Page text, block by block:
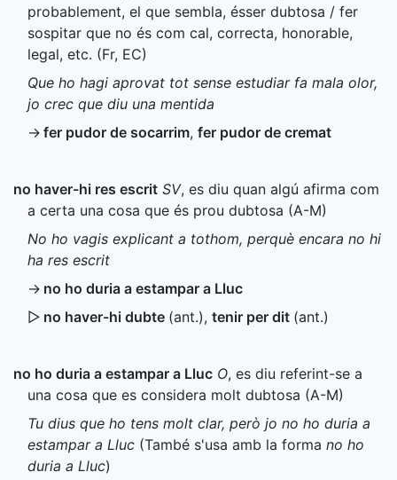
probablement, el que sembla, ésser dubtosa / fer
sospitar que no és com cal, correcta, honorable,
legal, etc. (Fr, EC)
Que ho hagi aprovat tot sense estudiar fa mala olor,
jo crec que diu una mentida
→ fer pudor de socarrim, fer pudor de cremat
no haver-hi res escrit SV, es diu quan algú afirma com
a certa una cosa que és prou dubtosa (A-M)
No ho vagis explicant a tothom, perquè encara no hi
ha res escrit
→ no ho duria a estampar a Lluc
▷ no haver-hi dubte (ant.), tenir per dit (ant.)
no ho duria a estampar a Lluc O, es diu referint-se a
una cosa que es considera molt dubtosa (A-M)
Tu dius que ho tens molt clar, però jo no ho duria a
estampar a Lluc (També s'usa amb la forma no ho
duria a Lluc)